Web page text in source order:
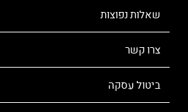
שאלות נפוצות
צרו קשר
ביטול עסקה